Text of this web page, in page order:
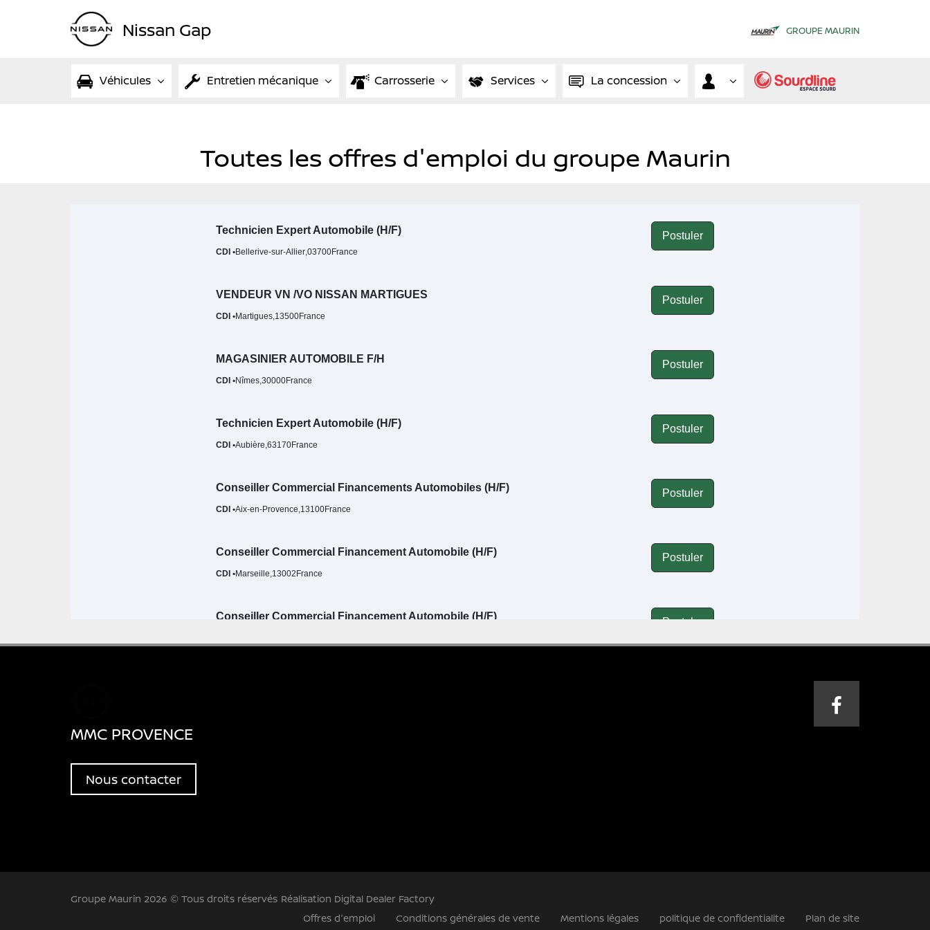
Nissan Gap GROUPE MAURIN
Véhicules Entretien mécanique Carrosserie Services La concession
Toutes les offres d'emploi du groupe Maurin
MMC PROVENCE
Nous contacter
Groupe Maurin 2026 © Tous droits réservés Réalisation Digital Dealer Factory
Offres d'emploi
Conditions générales de vente Mentions légales politique de confidentialite Plan de site